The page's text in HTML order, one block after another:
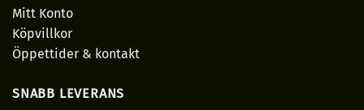
Mitt Konto
Köpvillkor
Öppettider & kontakt
SNABB LEVERANS